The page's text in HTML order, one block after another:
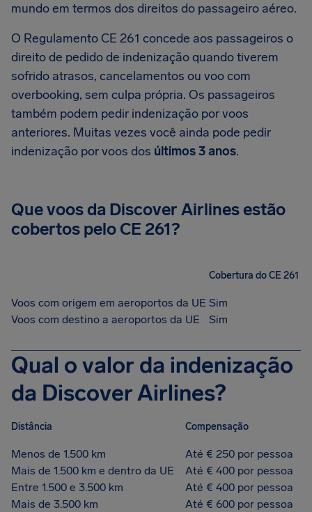
mundo em termos dos direitos do passageiro aéreo.
O Regulamento CE 261 concede aos passageiros o
direito de pedido de indenização quando tiverem
sofrido atrasos, cancelamentos ou voo com
overbooking, sem culpa própria. Os passageiros
também podem pedir indenização por voos
anteriores. Muitas vezes você ainda pode pedir
indenização por voos dos últimos 3 anos.
Que voos da Discover Airlines estão
cobertos pelo CE 261?
Cobertura do CE 261
Voos com origem em aeroportos da UE Sim
Voos com destino a aeroportos da UE
Sim
Qual o valor da indenização
da Discover Airlines?
Distância Compensação
Menos de 1.500 km
Até € 250 por pessoa
Mais de 1.500 km e dentro da UE
Até € 400 por pessoa
Entre 1.500 e 3.500 km
Até € 400 por pessoa
Mais de 3.500 km
Até € 600 por pessoa